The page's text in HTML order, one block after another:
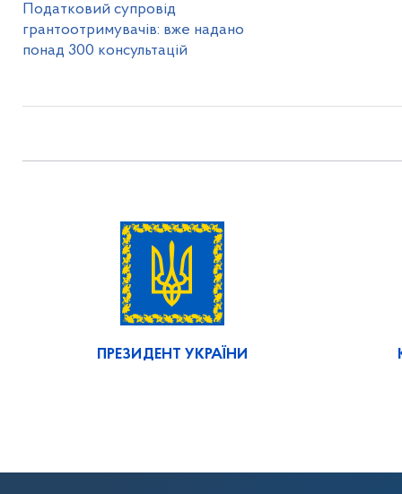
Податковий супровід
грантоотримувачів: вже надано
понад 300 консультацій
ПРЕЗИДЕНТ УКРАЇНИ